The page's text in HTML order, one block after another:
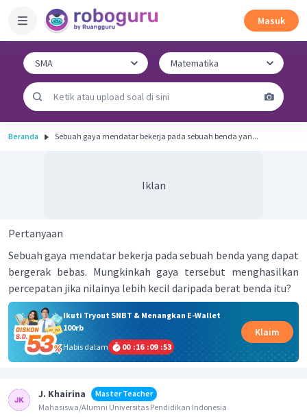
Masuk
Beranda Sebuah gaya mendatar bekerja pada sebuah benda yan...
Iklan
Pertanyaan
Sebuah gaya mendatar bekerja pada sebuah benda yang dapat
bergerak bebas. Mungkinkah gaya tersebut menghasilkan
percepatan jika nilainya lebih kecil daripada berat benda itu?
Ikuti Tryout SNBT & Menangkan E-Wallet
100rb
Habis dalam
00 :16 :09 :53
Klaim
J. Khairina
Master Teacher
Mahasiswa/Alumni Universitas Pendidikan Indonesia